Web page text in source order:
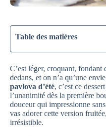
Table des matières
C’est léger, croquant, fondant
dedans, et on n’a qu’une
pavlova d’été, c’est ce
l’unanimité dès la première
douceur qui impressionne
vas adorer cette version
irrésistible.